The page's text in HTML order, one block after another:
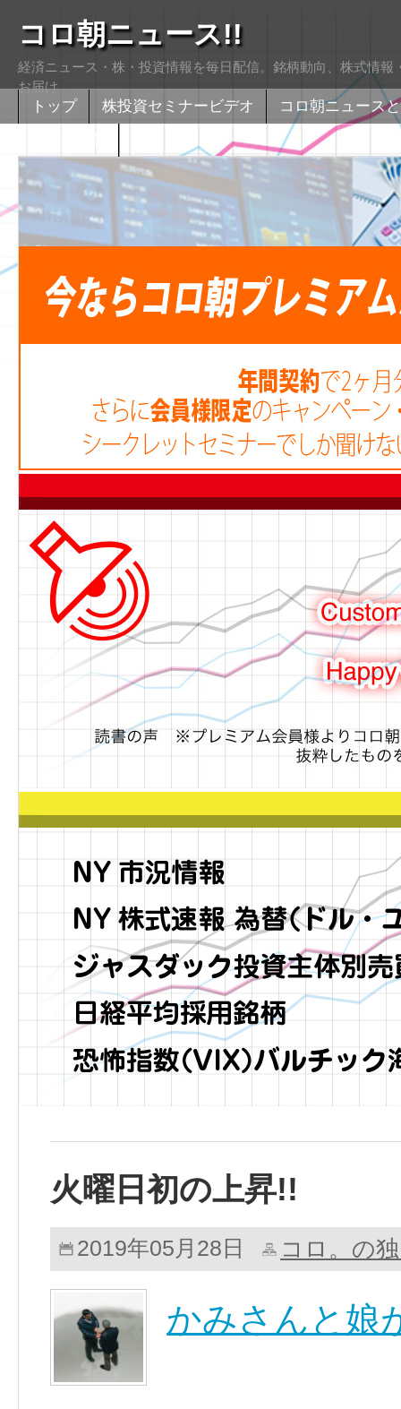
コロ朝ニュース!!
経済ニュース・株・投資情報を毎日配信。銘柄動向、株式情
お届け
トップ 株投資セミナービデオ
コロ朝ニュース
火曜日初の上昇!!
2019年05月28日 コロ。の
かみさんと娘